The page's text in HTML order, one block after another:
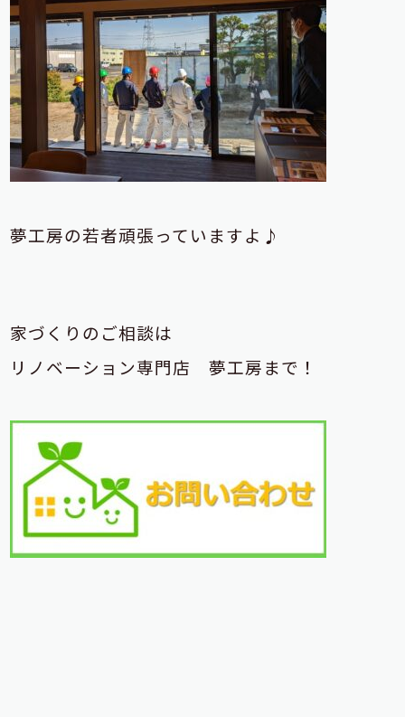
夢工房の若者頑張っていますよ♪
家づくりのご相談は
リノベーション専門店 夢工房まで！